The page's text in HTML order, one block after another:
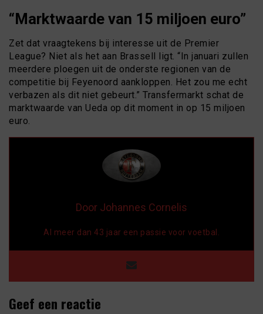
“Marktwaarde van 15 miljoen euro”
Zet dat vraagtekens bij interesse uit de Premier
League? Niet als het aan Brassell ligt. “In januari zullen
meerdere ploegen uit de onderste regionen van de
competitie bij Feyenoord aankloppen. Het zou me echt
verbazen als dit niet gebeurt.” Transfermarkt schat de
marktwaarde van Ueda op dit moment in op 15 miljoen
euro.
Door Johannes Cornelis
Al meer dan 43 jaar een passie voor voetbal.
Geef een reactie